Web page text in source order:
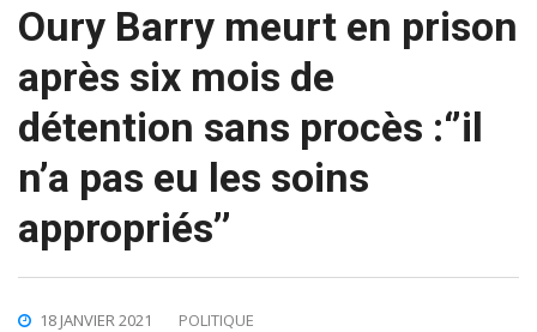
Oury Barry meurt en prison
après six mois de
détention sans procès :‘’il
n’a pas eu les soins
appropriés’’
18 JANVIER 2021
POLITIQUE